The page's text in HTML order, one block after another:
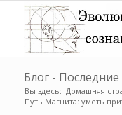
Блог -
Вы здесь: Домашняя
Путь Магнита: уметь